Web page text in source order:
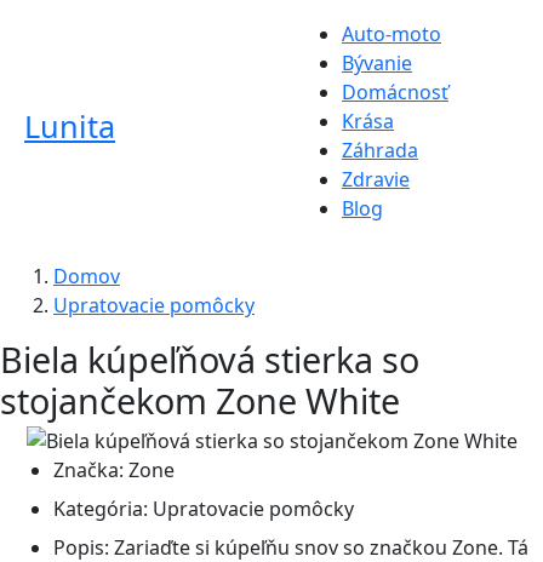
Lunita
Auto-moto
Bývanie
Domácnosť
Krása
Záhrada
Zdravie
Blog
Domov
Upratovacie pomôcky
Biela kúpeľňová stierka so
stojančekom Zone White
Značka: Zone
Kategória: Upratovacie pomôcky
Popis: Zariaďte si kúpeľňu snov so značkou Zone. Tá